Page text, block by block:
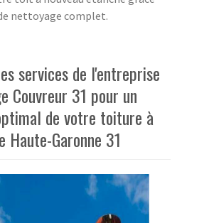
nettoyage complet.
services de l'entreprise
Couvreur 31 pour un
de votre toiture à
Haute-Garonne 31